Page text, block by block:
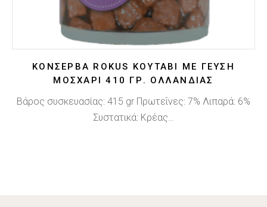
ΚΟΝΣΈΡΒΑ ROKUS ΚΟΥΤΆΒΙ ΜΕ ΓΕΎΣΗ
ΜΟΣΧΆΡΙ 410 ΓΡ. ΟΛΛΑΝΔΊΑΣ
Βάρος συσκευασίας: 415 gr Πρωτεΐνες: 7% Λιπαρά: 6%
Συστατικά: Κρέας…